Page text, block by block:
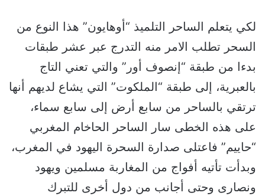
لكي يتعلم الساحر التلميذ “أوهايون” هذا النوع من
السحر تطلب الامر منه التدرج عبر عشر طبقات
بدءا من طبقة “إنصوف أور” والتي تعني التاج
بالعبرية، إلى طبقة “الملكوت” التي يشاع لديهم أنها
ترتقي بالساحر من سابع أرض إلى سابع سماء،
على هذه الخطى سار الساحر الحاخام المغربي
“حاييم” فاعتلى صدارة السحرة اليهود في المغرب،
وبدأت تأتيه أفواج من المغاربة مسلمين ويهود
ونصارى وحتى أجانب من دول أخرى للتبرك